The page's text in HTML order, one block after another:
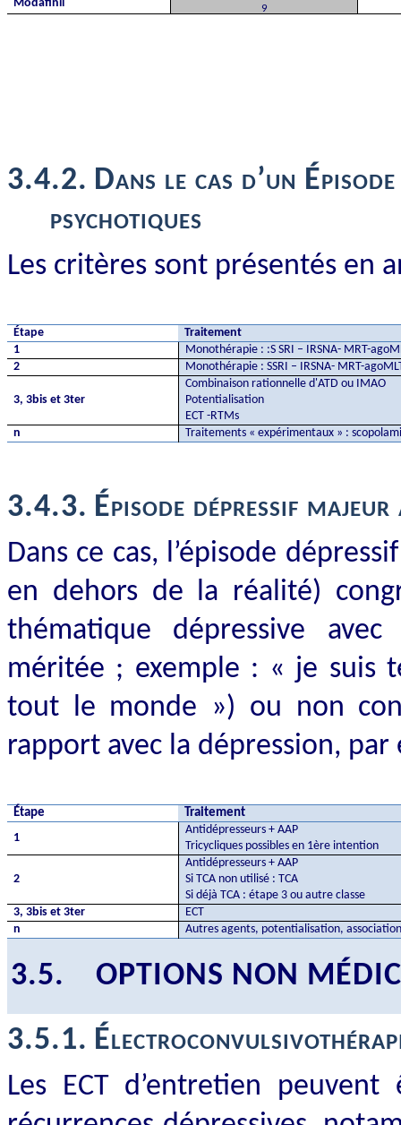
Modafinil 9
3.4.2. Dans le cas d’un
psychotiques
Les critères sont présentés en
Étape
Traitement
1
Monothérapie : :S SRI – IRSNA- MRT-
2
Monothérapie : SSRI – IRSNA- MRT-
3, 3bis et 3ter
Combinaison rationnelle d'ATD ou IMAO
Potentialisation
ECT -RTMs
n
Traitements « expérimentaux » :
3.4.3. Épisode dépressif majeur
Dans ce cas, l’épisode
en dehors de la réalité)
thématique dépressive
méritée ; exemple : « je suis
tout le monde ») ou non
rapport avec la dépression,
Étape
Traitement
1
Antidépresseurs + AAP
Tricycliques possibles en 1ère intention
2
Antidépresseurs + AAP
Si TCA non utilisé : TCA
Si déjà TCA : étape 3 ou autre classe
3, 3bis et 3ter
ECT
n
Autres agents, potentialisation,
3.5.
OPTIONS NON
3.5.1.
Les ECT d’entretien